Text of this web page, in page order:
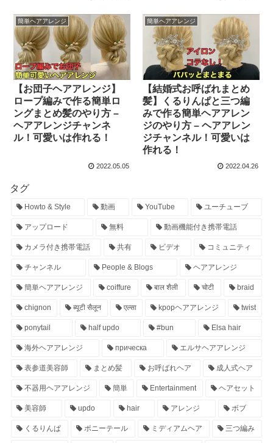
簡単ヘアアレンジ
【お団子ヘアアレンジ】
ロープ編みで作る簡単ロ
ングまとめ髪のやり方 –
ヘアアレンジチャンネ
ル！可愛いは作れる！
2022.05.05
簡単ヘアアレンジ
【結婚式お呼ばれまとめ
髪】くるりんぱと三つ編
みで作る簡単ヘアアレン
ジのやり方 – ヘアアレン
ジチャンネル！可愛いは
作れる！
2022.04.26
タグ
Howto & Style 動画 YouTube ユーチューブ
アップロード 無料 動画機能付き携帯電話
カメラ付き携帯電話 共有 ビデオ コミュニティ
チャンネル People & Blogs ヘアアレンジ
簡単ヘアアレンジ coiffure बाल शैली चोटी braid
chignon ब्यूटी सैलून एल्सा kpopヘアアレンジ twist
ponytail half updo #bun Elsa hair
海外ヘアアレンジ прическа エルサヘアアレンジ
表参道美容師 まとめ髪 お呼ばれヘア 成人式ヘア
不器用ヘアアレンジ 簡単 Entertainment ヘアセット
美容師 updo hair アレンジ ボブ
くるりんぱ ポニーテール ミディアムヘア 三つ編み